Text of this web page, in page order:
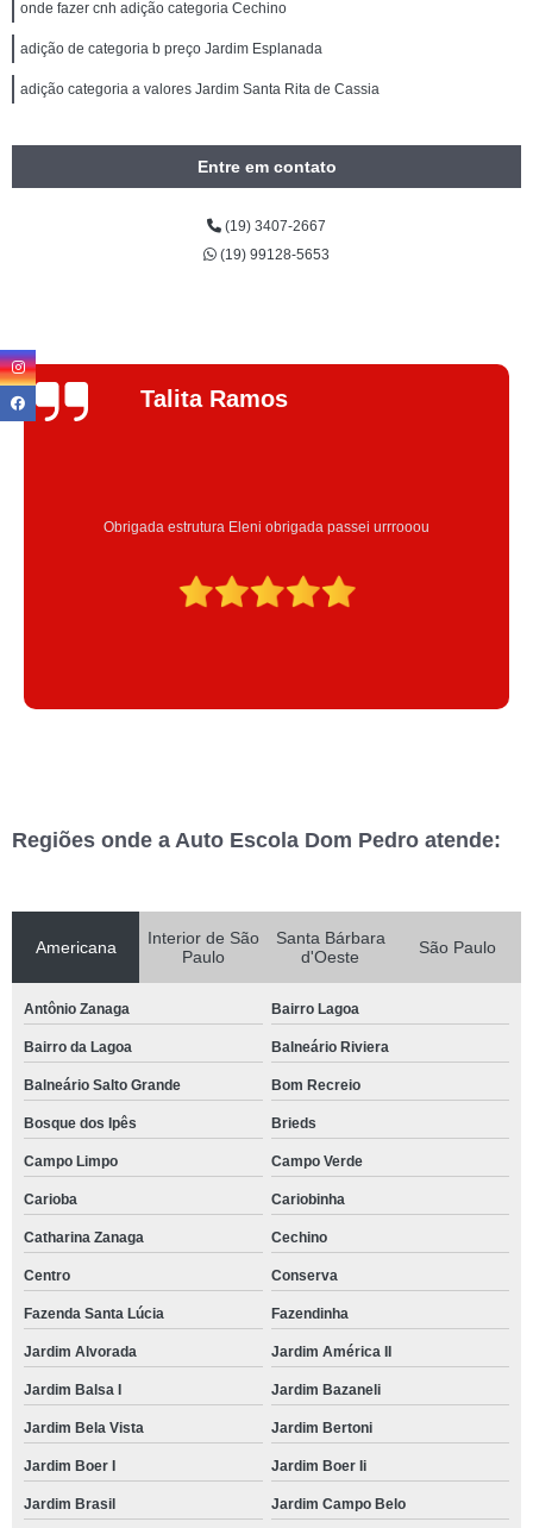
onde fazer cnh adição categoria Cechino
adição de categoria b preço Jardim Esplanada
adição categoria a valores Jardim Santa Rita de Cassia
Entre em contato
(19) 3407-2667
(19) 99128-5653
Jhenifer
Correia
Excelente atendimento , a Instrutora Eleni maravilhosa atenciosa
Regiões onde a Auto Escola Dom Pedro atende:
Americana
Interior de São
Paulo
Santa Bárbara
d'Oeste
São Paulo
Antônio Zanaga Bairro Lagoa
Bairro da Lagoa Balneário Riviera
Balneário Salto Grande Bom Recreio
Bosque dos Ipês Brieds
Campo Limpo Campo Verde
Carioba Cariobinha
Catharina Zanaga Cechino
Centro Conserva
Fazenda Santa Lúcia Fazendinha
Jardim Alvorada Jardim América II
Jardim Balsa I Jardim Bazaneli
Jardim Bela Vista Jardim Bertoni
Jardim Boer I Jardim Boer Ii
Jardim Brasil Jardim Campo Belo